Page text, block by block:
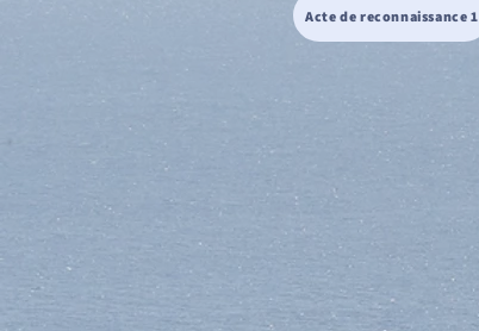
Acte de reconnaissance 1